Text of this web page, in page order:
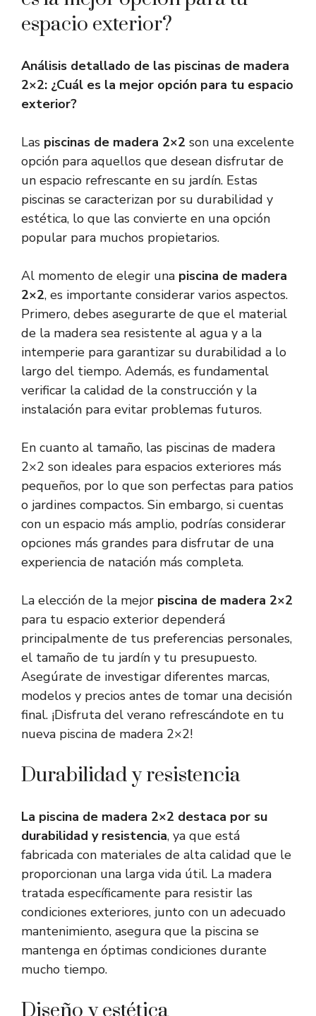
espacio exterior?
Análisis detallado de las piscinas de madera
2×2: ¿Cuál es la mejor opción para tu espacio
exterior?
Las piscinas de madera 2×2 son una excelente
opción para aquellos que desean disfrutar de
un espacio refrescante en su jardín. Estas
piscinas se caracterizan por su durabilidad y
estética, lo que las convierte en una opción
popular para muchos propietarios.
Al momento de elegir una piscina de madera
2×2, es importante considerar varios aspectos.
Primero, debes asegurarte de que el material
de la madera sea resistente al agua y a la
intemperie para garantizar su durabilidad a lo
largo del tiempo. Además, es fundamental
verificar la calidad de la construcción y la
instalación para evitar problemas futuros.
En cuanto al tamaño, las piscinas de madera
2×2 son ideales para espacios exteriores más
pequeños, por lo que son perfectas para patios
o jardines compactos. Sin embargo, si cuentas
con un espacio más amplio, podrías considerar
opciones más grandes para disfrutar de una
experiencia de natación más completa.
La elección de la mejor piscina de madera 2×2
para tu espacio exterior dependerá
principalmente de tus preferencias personales,
el tamaño de tu jardín y tu presupuesto.
Asegúrate de investigar diferentes marcas,
modelos y precios antes de tomar una decisión
final. ¡Disfruta del verano refrescándote en tu
nueva piscina de madera 2×2!
Durabilidad y resistencia
La piscina de madera 2×2 destaca por su
durabilidad y resistencia, ya que está
fabricada con materiales de alta calidad que le
proporcionan una larga vida útil. La madera
tratada específicamente para resistir las
condiciones exteriores, junto con un adecuado
mantenimiento, asegura que la piscina se
mantenga en óptimas condiciones durante
mucho tiempo.
Diseño y estética